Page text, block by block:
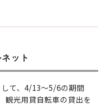
ット
て、4/13～5/6の期間
観光用貸自転車の貸出を